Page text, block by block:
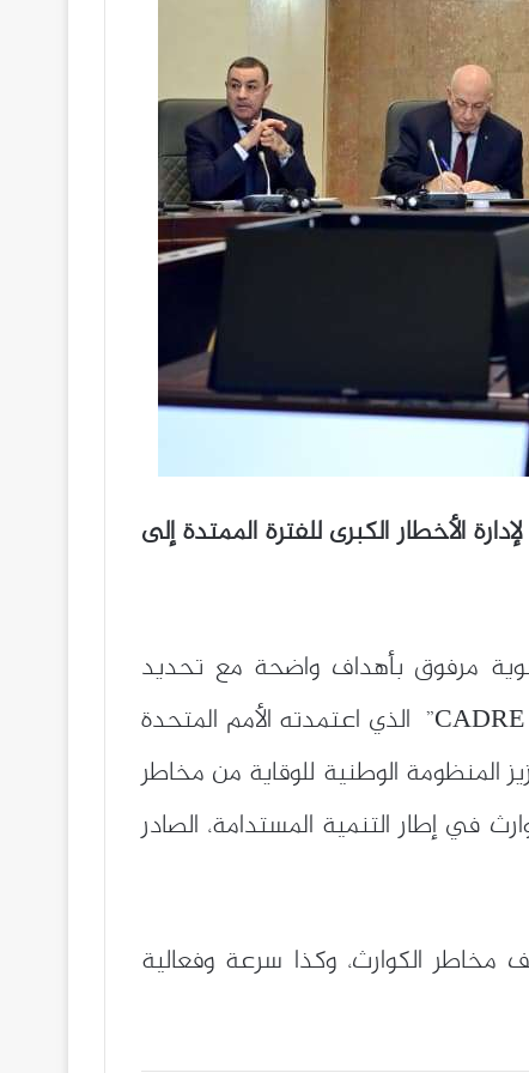
الأخطار الكبرى للفترة الممتدة إلى
مرفوق بأهداف واضحة مع تحديد
مسؤوليات كل قطاع في تنفيذها، وتأتي ضمن “إطار العمل سينداي “CADRE D’ACTION DE SENDAI” الذي اعتمدته الأمم المتحدة
المنظومة الوطنية للوقاية من مخاطر
في إطار التنمية المستدامة، الصادر
الكوارث، وكذا سرعة وفعالية